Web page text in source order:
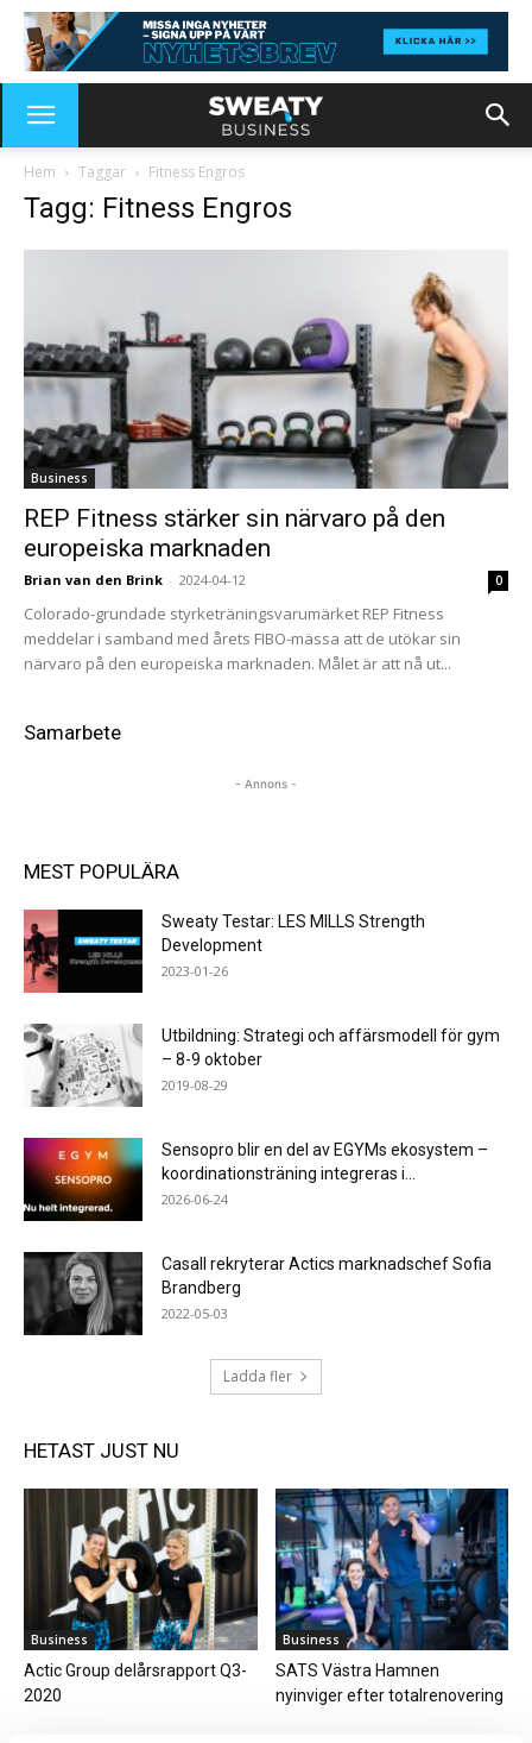
Hem Taggar Fitness Engros
Tagg: Fitness Engros
Business
REP Fitness stärker sin närvaro på den
europeiska marknaden
Brian van den Brink - 2024-04-12 0
Colorado-grundade styrketräningsvarumärket REP Fitness
meddelar i samband med årets FIBO-mässa att de utökar sin
närvaro på den europeiska marknaden. Målet är att nå ut...
Samarbete
- Annons -
MEST POPULÄRA
Sweaty Testar: LES MILLS Strength
Development
2023-01-26
Utbildning: Strategi och affärsmodell för gym
– 8-9 oktober
2019-08-29
Sensopro blir en del av EGYMs ekosystem –
koordinationsträning integreras i...
2026-06-24
Casall rekryterar Actics marknadschef Sofia
Brandberg
2022-05-03
Ladda fler
HETAST JUST NU
Business
Actic Group delårsrapport Q3-
2020
Business
SATS Västra Hamnen
nyinviger efter totalrenovering